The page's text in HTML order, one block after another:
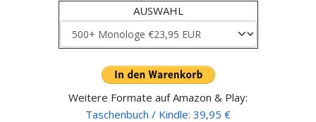
AUSWAHL
Weitere Formate auf Amazon & Play:
Taschenbuch / Kindle: 39,95 €